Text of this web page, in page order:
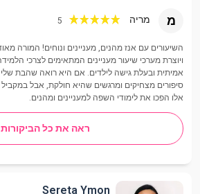
מ מריה 5
השיעורים עם אנז מהנים, מעניינים ונוחים! המורה
ויוצרת מערכי שיעור מעניינים המתאימים לצרכי
אמיתית ובעלת גישה לילדים. אם היא רואה שהבת
סיפורים מצחיקים ומרגשים שהיא חולקת, אבל
אלו הפכו את לימודי השפה למעניינים ומהנים.
ראה את כל הביקורות
Sereta Ymon